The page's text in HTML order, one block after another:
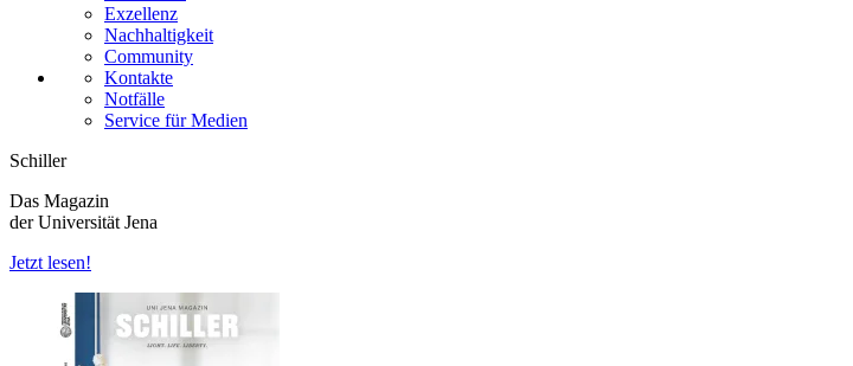
Exzellenz
Nachhaltigkeit
Community
Kontakte
Notfälle
Service für Medien
Schiller
Das Magazin
der Universität Jena
Jetzt lesen!